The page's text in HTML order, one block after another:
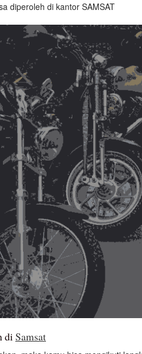
diperoleh di kantor SAMSAT
diSamsat